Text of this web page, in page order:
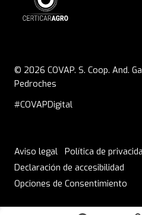
ENVÍOS A EUROPA DE 6 A 8
© 2026 COVAP. S. Coop. And.
Pedroches
#COVAPDigital
Aviso legal Política de
Declaración de accesibilidad
Opciones de Consentimiento